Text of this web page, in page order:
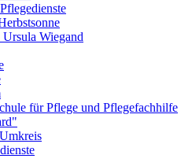
Ursula Wiegand
für Pflege und Pflegefachhilfe